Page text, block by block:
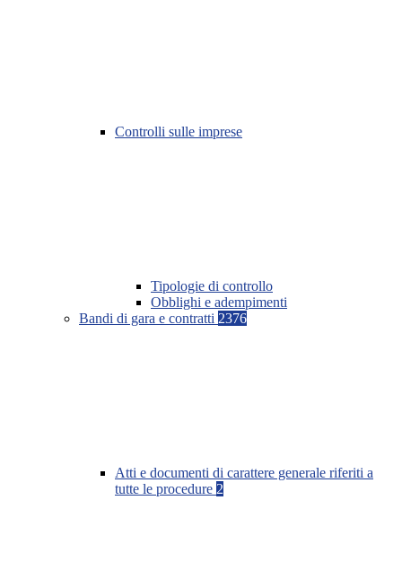
Controlli sulle imprese
Tipologie di controllo
Obblighi e adempimenti
Bandi di gara e contratti 2376
Atti e documenti di carattere generale riferiti a
tutte le procedure 2